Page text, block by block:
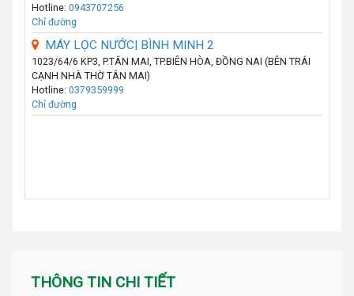
Hotline: 0943707256
Chỉ đường
MÁY LỌC NƯỚC| BÌNH MINH 2
1023/64/6 KP3, P.TÂN MAI, TP.BIÊN HÒA, ĐỒNG NAI (BÊN TRÁI
CẠNH NHÀ THỜ TÂN MAI)
Hotline: 0379359999
Chỉ đường
THÔNG TIN CHI TIẾT